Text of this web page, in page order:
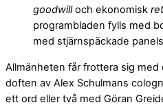
goodwilloch ekonomisk
programbladen fylls med
med stjärnspäckade
Allmänheten får frottera sig
doften av Alex Schulmans
ett ord eller två med Göran